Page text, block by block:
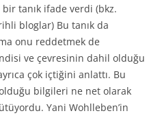
tanık ifade verdi (bkz.
bloglar) Bu tanık da
onu reddetmek de
ve çevresinin dahil olduğu
çok içtiğini anlattı. Bu
bilgileri ne net olarak
Yani Wohlleben’in